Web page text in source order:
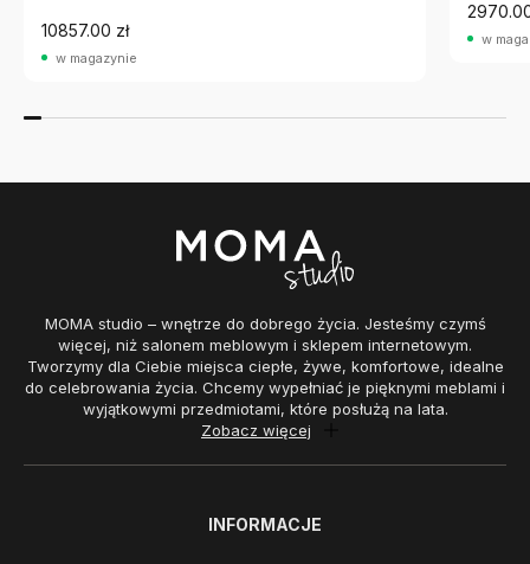
10857.00 zł
w magazynie
w
MOMA studio – wnętrze do dobrego życia. Jesteśmy czymś
więcej, niż salonem meblowym i sklepem internetowym.
Tworzymy dla Ciebie miejsca ciepłe, żywe, komfortowe, idealne
do celebrowania życia. Chcemy wypełniać je pięknymi meblami i
wyjątkowymi przedmiotami, które posłużą na lata.
Zobacz więcej
INFORMACJE